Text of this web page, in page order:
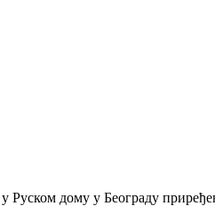
дому у Београду